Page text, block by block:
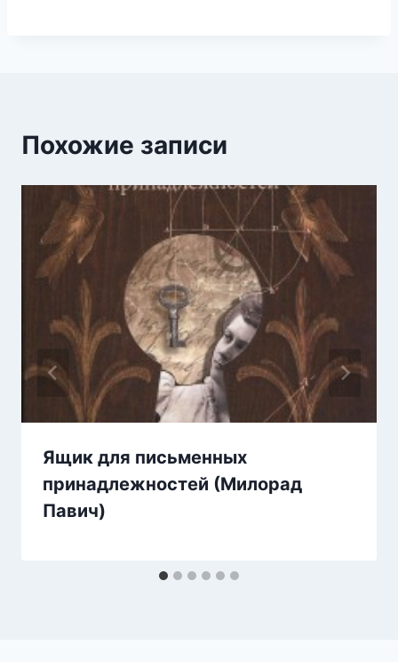
Похожие записи
Ящик для письменных
принадлежностей (Милорад
Павич)